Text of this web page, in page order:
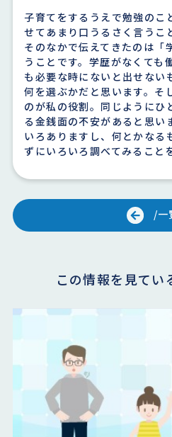
子育てをするうえで勉強のこ
せてあまり口うるさく言うこ
そのなかで伝えてきたのは「
うことです。学歴がなくても
も必要な時にないと出せない
何を選ぶかだと思います。そ
のが私の役割。同じようにひ
る金銭面の不安があると思い
いろありますし、何とかなる
ずにいろいろ調べてみること
/一
この情報を見てい